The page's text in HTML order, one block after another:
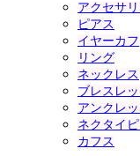
アクセサ
ピアス
イヤーカフ
リング
ネックレス
ブレスレッ
アンクレッ
ネクタイ
カフス